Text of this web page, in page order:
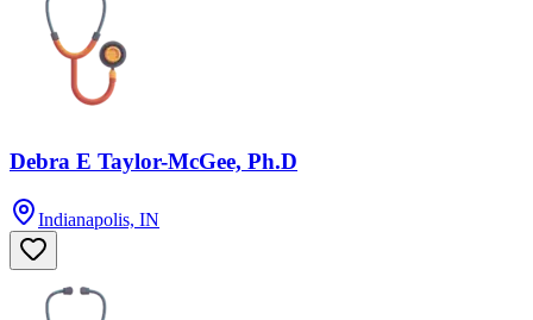
Debra E Taylor-McGee, Ph.D
Indianapolis, IN